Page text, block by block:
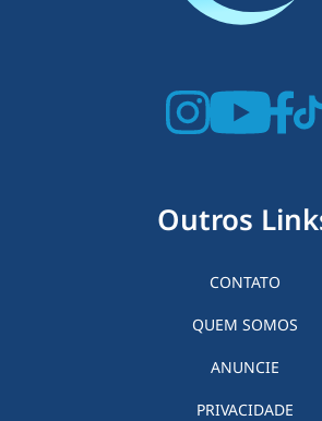
Outros
CONTATO
QUEM SOMOS
ANUNCIE
PRIVACIDADE